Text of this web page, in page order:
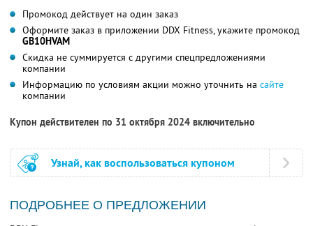
Промокод действует на один заказ
Оформите заказ в приложении DDX Fitness, укажите промокод
GB10HVAM
Скидка не суммируется с другими спецпредложениями
компании
Информацию по условиям акции можно уточнить на сайте
компании
Купон действителен по 31 октября 2024 включительно
Узнай, как воспользоваться купоном
ПОДРОБНЕЕ О ПРЕДЛОЖЕНИИ